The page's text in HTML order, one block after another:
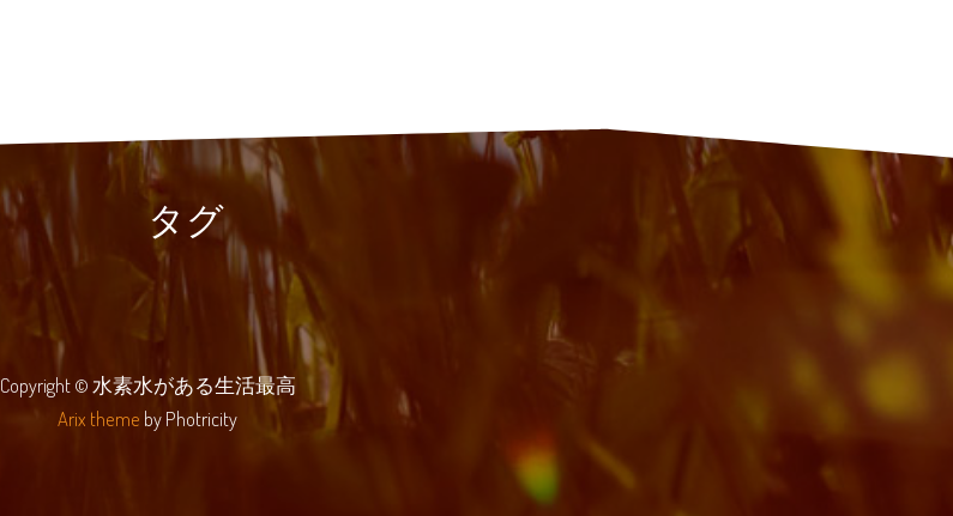
タグ
Copyright © 水素水がある生活最高
Arix theme by Photricity